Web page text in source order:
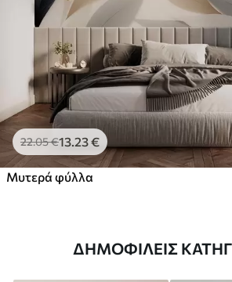
22.05€13 .23€
Μυτερά φύλλα
ΔΗΜΟΦΙΛΕΊΣ